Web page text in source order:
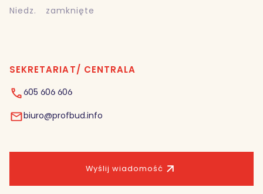
Wyślij wiadomość
Niedz.
zamknięte
SEKRETARIAT/ CENTRALA
605 606 606
biuro@profbud.info